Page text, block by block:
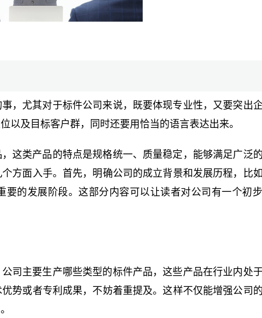
，尤其对于标件公司来说，既要体现专业性，又要突出
以及目标客户群，同时还要用恰当的语言表达出来。
这类产品的特点是规格统一、质量稳定，能够满足广泛
方面入手。首先，明确公司的成立背景和发展历程，比
的发展阶段。这部分内容可以让读者对公司有一个初
司主要生产哪些类型的标件产品，这些产品在行业内处
势或者专利成果，不妨着重提及。这样不仅能增强公司